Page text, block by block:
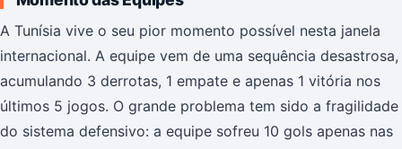
A Tunísia vive o seu pior momento possível nesta janela
internacional. A equipe vem de uma sequência desastrosa,
acumulando 3 derrotas, 1 empate e apenas 1 vitória nos
últimos 5 jogos. O grande problema tem sido a fragilidade
do sistema defensivo: a equipe sofreu 10 gols apenas nas